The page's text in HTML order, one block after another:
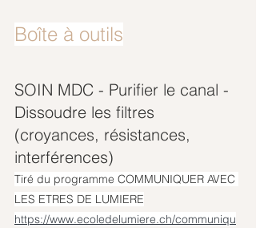
Boîte à outils
SOIN MDC - Purifier le canal -
Dissoudre les filtres
(croyances, résistances,
interférences)
Tiré du programme COMMUNIQUER AVEC
LES ETRES DE LUMIERE
https://www.ecoledelumiere.ch/communiqu